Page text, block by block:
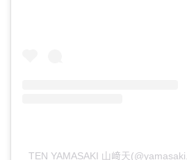
TEN YAMASAKI 山﨑天